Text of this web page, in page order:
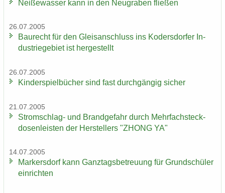
Nei­ße­was­ser kann in den Neu­gra­ben flie­ßen
26.07.2005
Bau­recht für den Gleis­an­schluss ins Ko­ders­dor­fer In­
dus­trie­ge­biet ist her­ge­stellt
26.07.2005
Kin­der­spiel­bü­cher sind fast durch­gän­gig si­cher
21.07.2005
Stromschlag-​ und Brand­ge­fahr durch Mehr­fach­steck­
do­sen­leis­ten der Her­stel­lers "ZHONG YA"
14.07.2005
Mar­kers­dorf kann Ganz­tags­be­treu­ung für Grund­schü­ler
ein­rich­ten